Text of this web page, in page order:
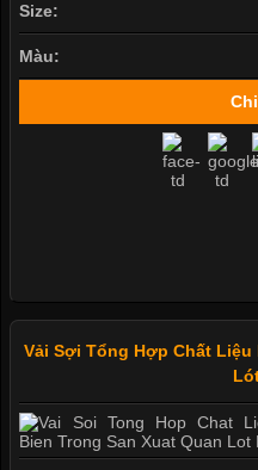
Size:
Màu:
Vải Sợi Tổng Hợp Chất Liệu